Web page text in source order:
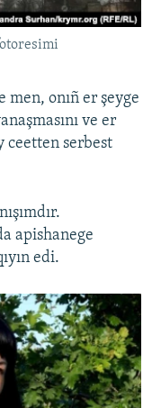
men, onıñ er şeyge
ve er
ceetten serbest
apishanege
edi.